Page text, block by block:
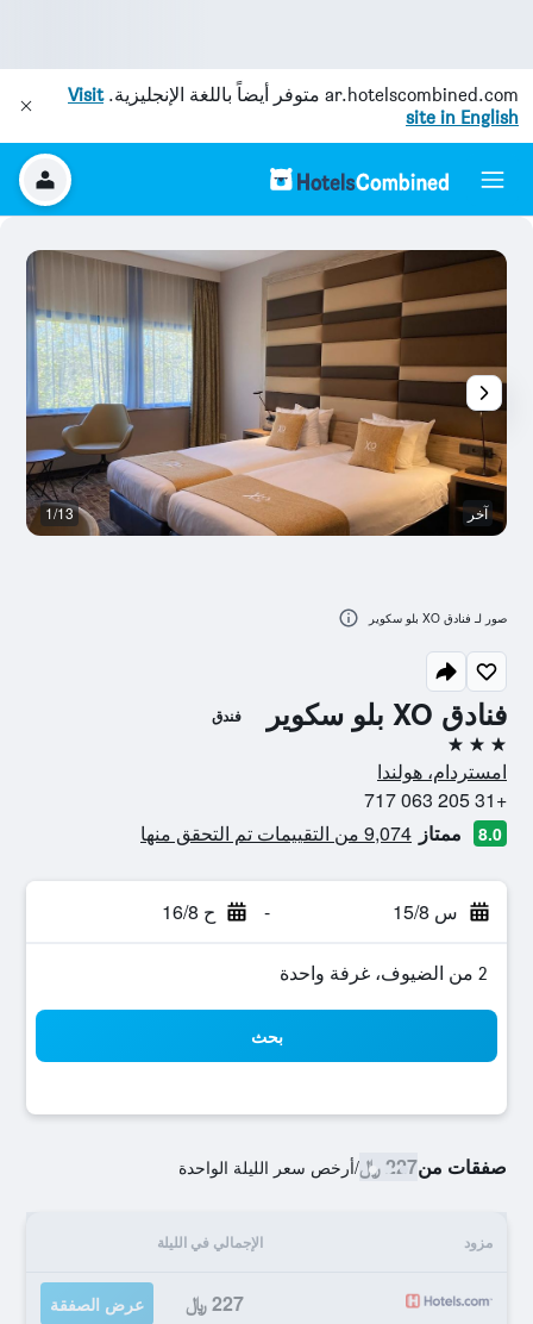
ar.hotelscombined.com متوفر أيضاً باللغة الإنجليزية.Visit
site in English
فنادق XO بلو سكوير فندق
3 نجوم
امستردام، هولندا
+31 205 063 717
8.0 ممتاز 9,074 من التقييمات تم التحقق منها
س 15/8 - ح 16/8
2 من الضيوف، غرفة واحدة
بحث
صفقات من227 ﷼ /أرخص سعر الليلة الواحدة
مزود الإجمالي في الليلة
227 ﷼ عرض الصفقة
آخر 1/13
صور لـ فنادق XO بلو سكوير